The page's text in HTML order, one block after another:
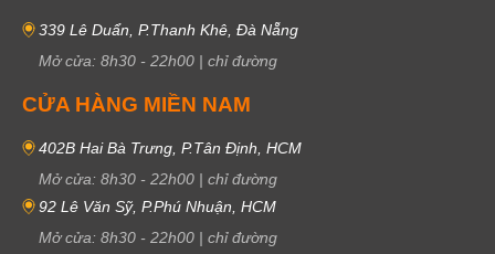
339 Lê Duẩn, P.Thanh Khê, Đà Nẵng
Mở cửa: 8h30 - 22h00 | chỉ đường
CỬA HÀNG MIỀN NAM
402B Hai Bà Trưng, P.Tân Định, HCM
Mở cửa: 8h30 - 22h00 | chỉ đường
92 Lê Văn Sỹ, P.Phú Nhuận, HCM
Mở cửa: 8h30 - 22h00 | chỉ đường